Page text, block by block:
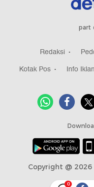
0
part
Redaksi
Kotak Pos
Info Iklan
Copyright @